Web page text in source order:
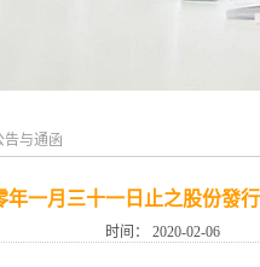
告与通函
年一月三十一日止之股份發
时间： 2020-02-06